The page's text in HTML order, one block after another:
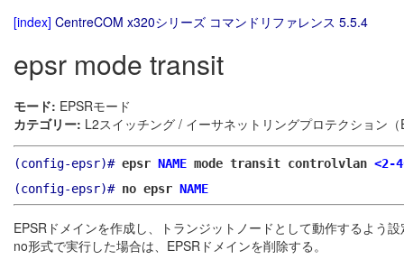
[index] CentreCOM x320シリーズ コマンドリファレンス 5.5.4
epsr mode transit
モード: EPSRモード
カテゴリー: L2スイッチング / イーサネットリングプロテクション（
(config-epsr)# epsr NAME mode transit controlvlan <2-
(config-epsr)# no epsr NAME
EPSRドメインを作成し、トランジットノードとして動作するよう
no形式で実行した場合は、EPSRドメインを削除する。